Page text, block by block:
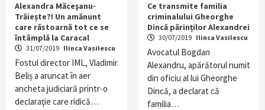
Alexandra Măceşanu-
Trăiește?! Un amănunt
care răstoarnă tot ce se
întâmplă la Caracal
31/07/2019 Ilinca Vasilescu
Fostul director IML, Vladimir
Beliș a aruncat în aer
ancheta judiciară printr-o
declaraţie care ridică…
Ce transmite familia
criminalului Gheorghe
Dincă părinților Alexandrei
30/07/2019 Ilinca Vasilescu
Avocatul Bogdan
Alexandru, apărătorul numit
din oficiu al lui Gheorghe
Dincă, a declarat că
familia…